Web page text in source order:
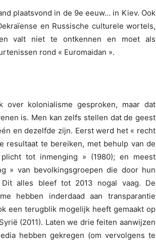
plaatsvond in de 9e eeuw… in Kiev. Ook
en Russische culturele wortels,
valt niet te ontkennen en moet als
rond « Euromaidan ».
kolonialisme gesproken, maar dat
is. Men kan zelfs stellen dat de geest
en dezelfde zijn. Eerst werd het « recht
resultaat te bereiken, met behulp van de
tot inmenging » (1980); en meest
» van bevolkingsgroepen die door hun
alles bleef tot 2013 nogal vaag. De
hebben inderdaad aan transparantie
een terugblik mogelijk heeft gemaakt op
(2011). Laten we drie feiten aanwijzen
hebben gekregen (om vervolgens te